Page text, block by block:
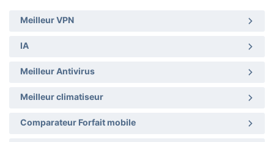
Meilleur VPN
IA
Meilleur Antivirus
Meilleur climatiseur
Comparateur Forfait mobile